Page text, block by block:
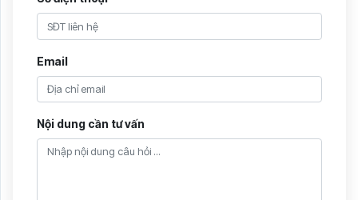
Email
Nội dung cần tư vấn